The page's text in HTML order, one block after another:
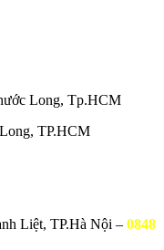
Long, Tp.HCM
TP.HCM
Liệt, TP.Hà Nội – 0848